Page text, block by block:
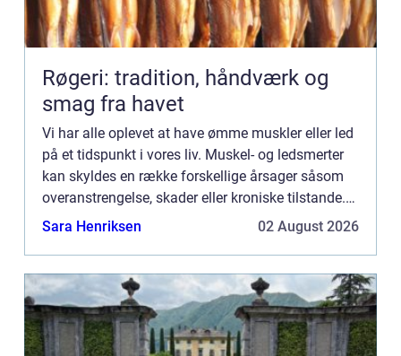
Røgeri: tradition, håndværk og
smag fra havet
Vi har alle oplevet at have ømme muskler eller led
på et tidspunkt i vores liv. Muskel- og ledsmerter
kan skyldes en række forskellige årsager såsom
overanstrengelse, skader eller kroniske tilstande.
Uanset årsage...
Sara Henriksen 02 August 2026